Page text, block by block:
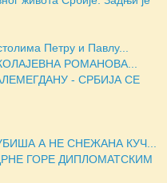
Петру и Павлу...
РОМАНОВА...
- СРБИЈА СЕ
А НЕ СНЕЖАНА КУЧ...
ГОРЕ ДИПЛОМАТСКИМ